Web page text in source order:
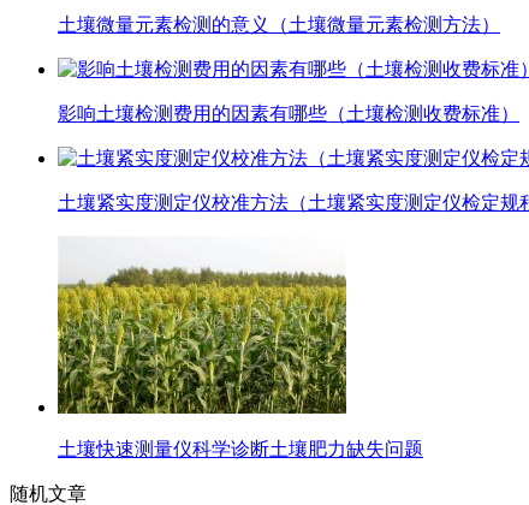
土壤微量元素检测的意义（土壤微量元素检测方法）
影响土壤检测费用的因素有哪些（土壤检测收费标准）
土壤紧实度测定仪校准方法（土壤紧实度测定仪检定规
土壤快速测量仪科学诊断土壤肥力缺失问题
随机文章